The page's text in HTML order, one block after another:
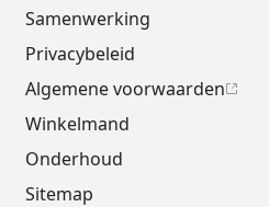
Samenwerking
Privacybeleid
Algemene voorwaarden
Winkelmand
Onderhoud
Sitemap